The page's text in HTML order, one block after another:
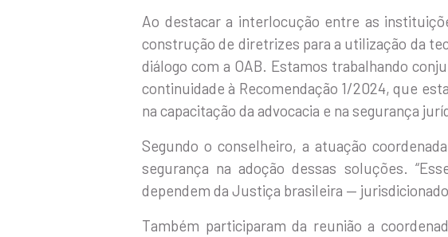
Ao destacar a interlocução entre as
construção de diretrizes para a utilização da
diálogo com a OAB. Estamos trabalhando
continuidade à Recomendação 1/2024, que
na capacitação da advocacia e na segurança
Segundo o conselheiro, a atuação
segurança na adoção dessas soluções.
dependem da Justiça brasileira —
Também participaram da reunião a